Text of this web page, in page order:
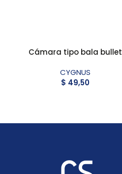
Cámara tipo bala bullet
CYGNUS
$ 49,50